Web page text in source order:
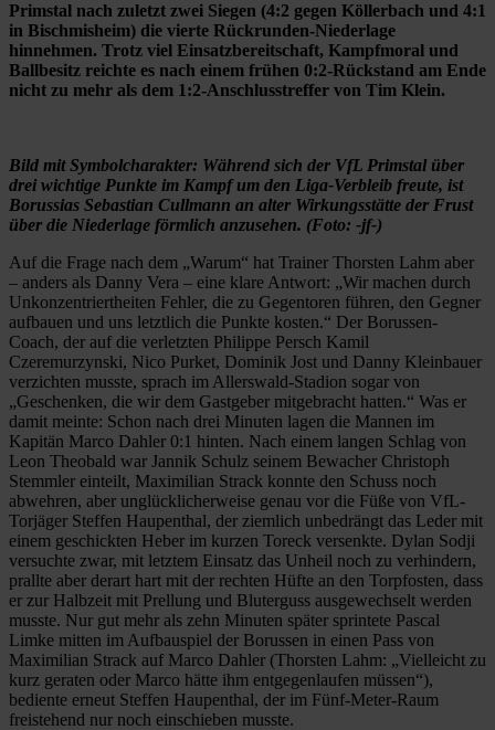
Primstal nach zuletzt zwei Siegen (4:2 gegen Köllerbach und 4:1
in Bischmisheim) die vierte Rückrunden-Niederlage
hinnehmen. Trotz viel Einsatzbereitschaft, Kampfmoral und
Ballbesitz reichte es nach einem frühen 0:2-Rückstand am Ende
nicht zu mehr als dem 1:2-Anschlusstreffer von Tim Klein.
Bild mit Symbolcharakter: Während sich der VfL Primstal über
drei wichtige Punkte im Kampf um den Liga-Verbleib freute, ist
Borussias Sebastian Cullmann an alter Wirkungsstätte der Frust
über die Niederlage förmlich anzusehen. (Foto: -jf-)
Auf die Frage nach dem „Warum“ hat Trainer Thorsten Lahm aber
– anders als Danny Vera – eine klare Antwort: „Wir machen durch
Unkonzentriertheiten Fehler, die zu Gegentoren führen, den Gegner
aufbauen und uns letztlich die Punkte kosten.“ Der Borussen-
Coach, der auf die verletzten Philippe Persch Kamil
Czeremurzynski, Nico Purket, Dominik Jost und Danny Kleinbauer
verzichten musste, sprach im Allerswald-Stadion sogar von
„Geschenken, die wir dem Gastgeber mitgebracht hatten.“ Was er
damit meinte: Schon nach drei Minuten lagen die Mannen im
Kapitän Marco Dahler 0:1 hinten. Nach einem langen Schlag von
Leon Theobald war Jannik Schulz seinem Bewacher Christoph
Stemmler einteilt, Maximilian Strack konnte den Schuss noch
abwehren, aber unglücklicherweise genau vor die Füße von VfL-
Torjäger Steffen Haupenthal, der ziemlich unbedrängt das Leder mit
einem geschickten Heber im kurzen Toreck versenkte. Dylan Sodji
versuchte zwar, mit letztem Einsatz das Unheil noch zu verhindern,
prallte aber derart hart mit der rechten Hüfte an den Torpfosten, dass
er zur Halbzeit mit Prellung und Bluterguss ausgewechselt werden
musste. Nur gut mehr als zehn Minuten später sprintete Pascal
Limke mitten im Aufbauspiel der Borussen in einen Pass von
Maximilian Strack auf Marco Dahler (Thorsten Lahm: „Vielleicht zu
kurz geraten oder Marco hätte ihm entgegenlaufen müssen“),
bediente erneut Steffen Haupenthal, der im Fünf-Meter-Raum
freistehend nur noch einschieben musste.